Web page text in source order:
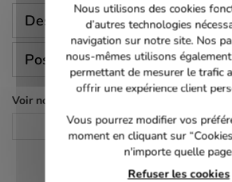
Description
Poser une question
Voir nos autres pages :
CD Audio
Nous utilisons des cookies
d’autres technologies
navigation sur notre site. Nos
nous-mêmes utilisons
permettant de mesurer le trafic
offrir une expérience client
Vous pourrez modifier vos
moment en cliquant sur
n'importe quelle
Refuser les cookies